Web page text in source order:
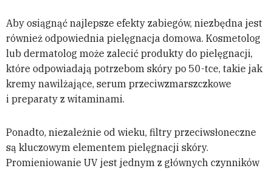
Aby osiągnąć najlepsze efekty zabiegów, niezbędna jest
również odpowiednia pielęgnacja domowa. Kosmetolog
lub dermatolog może zalecić produkty do pielęgnacji,
które odpowiadają potrzebom skóry po 50-tce, takie jak
kremy nawilżające, serum przeciwzmarszczkowe
i preparaty z witaminami.
Ponadto, niezależnie od wieku, filtry przeciwsłoneczne
są kluczowym elementem pielęgnacji skóry.
Promieniowanie UV jest jednym z głównych czynników